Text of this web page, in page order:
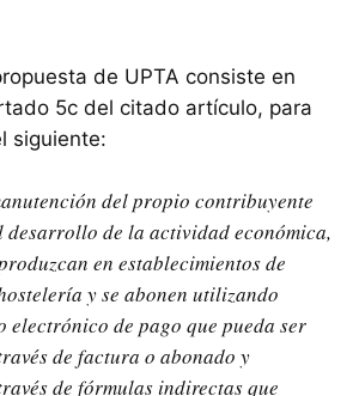
de UPTA consiste en
5c del citado artículo, para
siguiente:
del propio contribuyente
de la actividad económica,
en establecimientos de
y se abonen utilizando
electrónico de pago que pueda ser
de factura o abonado y
de fórmulas indirectas que